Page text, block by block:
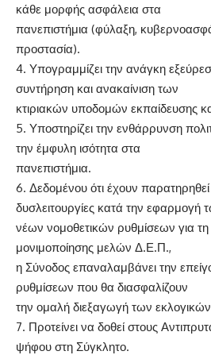
κάθε μορφής ασφάλεια στα
πανεπιστήμια (φύλαξη,
προστασία).
4. Υπογραμμίζει την ανάγκη
συντήρηση και ανακαίνιση των
κτιριακών υποδομών εκπαίδευσης
5. Υποστηρίζει την ενθάρρυνση
την έμφυλη ισότητα στα
πανεπιστήμια.
6. Δεδομένου ότι έχουν
δυσλειτουργίες κατά την εφαρμογή
νέων νομοθετικών ρυθμίσεων για τη
μονιμοποίησης μελών Δ.Ε.Π.,
η Σύνοδος επαναλαμβάνει την
ρυθμίσεων που θα διασφαλίζουν
την ομαλή διεξαγωγή των εκλογικών
7. Προτείνει να δοθεί στους
ψήφου στη Σύγκλητο.